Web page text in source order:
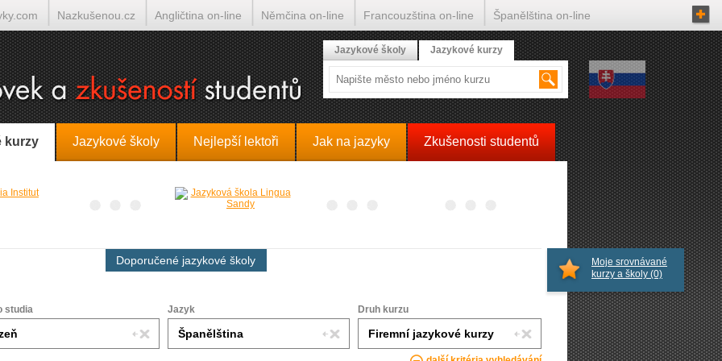
kurzy Jazykové školy Nejlepší lektoři Jak na jazyky Zkušenosti studentů
Doporučené jazykové školy
studia Jazyk Druh kurzu
Moje srovnávané
kurzy a školy (0)
Jazykové školy Jazykové kurzy
Nazkušenou.cz Angličtina on-line Němčina on-line Francouzština on-line Španělština on-line